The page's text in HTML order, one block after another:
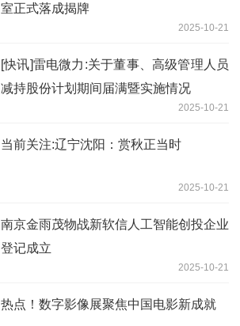
室正式落成揭牌
2025-10-21
[快讯]雷电微力:关于董事、高级管理人员
减持股份计划期间届满暨实施情况
2025-10-21
当前关注:辽宁沈阳：赏秋正当时
2025-10-21
南京金雨茂物战新软信人工智能创投企业
登记成立
2025-10-21
热点！数字影像展聚焦中国电影新成就